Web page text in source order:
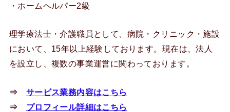
・ホームヘルパー2級
理学療法士・介護職員として、病院・クリニック・施設
において、15年以上経験しております。現在は、法人
を設立し、複数の事業運営に関わっております。
⇒ サービス業務内容はこちら
⇒ プロフィール詳細はこちら